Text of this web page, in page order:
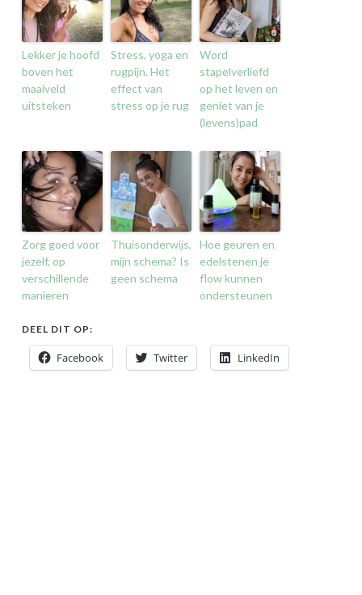
Lekker je hoofd
boven het
maaiveld
uitsteken
Stress, yoga en
rugpijn. Het
effect van
stress op je rug
Word
stapelverliefd
op het leven en
geniet van je
(levens)pad
Zorg goed voor
jezelf, op
verschillende
manieren
Thuisonderwijs,
mijn schema? Is
geen schema
Hoe geuren en
edelstenen je
flow kunnen
ondersteunen
DEEL DIT OP:
Facebook Twitter LinkedIn